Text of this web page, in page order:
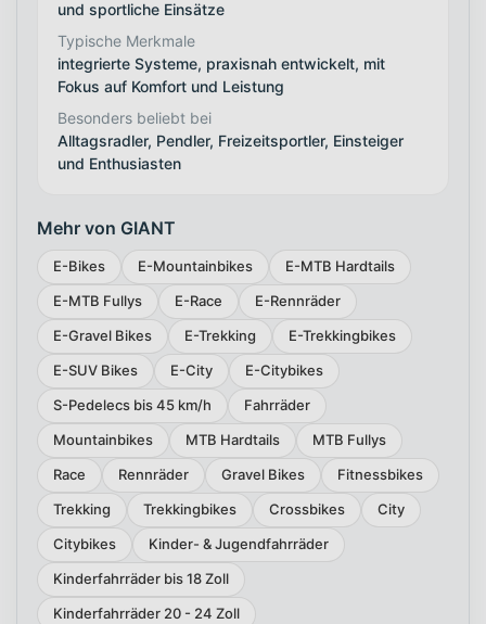
und sportliche Einsätze
Typische Merkmale
integrierte Systeme, praxisnah entwickelt, mit
Fokus auf Komfort und Leistung
Besonders beliebt bei
Alltagsradler, Pendler, Freizeitsportler, Einsteiger
und Enthusiasten
Mehr von GIANT
E-Bikes E-Mountainbikes
E-MTB Hardtails
E-MTB Fullys
E-Race
E-Rennräder
E-Gravel Bikes
E-Trekking
E-Trekkingbikes
E-SUV Bikes
E-City
E-Citybikes
S-Pedelecs bis 45 km/h
Fahrräder
Mountainbikes
MTB Hardtails
MTB Fullys
Race
Rennräder Gravel Bikes
Fitnessbikes
Trekking
Trekkingbikes Crossbikes
City
Citybikes
Kinder- & Jugendfahrräder
Kinderfahrräder bis 18 Zoll
Kinderfahrräder 20 - 24 Zoll